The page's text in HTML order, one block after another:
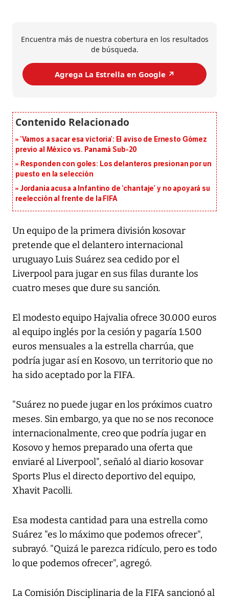
Encuentra más de nuestra cobertura en los resultados
de búsqueda.
Agrega La Estrella en Google ↗️
‘Vamos a sacar esa victoria’: El aviso de Ernesto Gómez
previo al México vs. Panamá Sub-20
Responden con goles: Los delanteros presionan por un
puesto en la selección
Jordania acusa a Infantino de ‘chantaje’ y no apoyará su
reelección al frente de la FIFA
Un equipo de la primera división kosovar
pretende que el delantero internacional
uruguayo Luis Suárez sea cedido por el
Liverpool para jugar en sus filas durante los
cuatro meses que dure su sanción.
El modesto equipo Hajvalia ofrece 30.000 euros
al equipo inglés por la cesión y pagaría 1.500
euros mensuales a la estrella charrúa, que
podría jugar así en Kosovo, un territorio que no
ha sido aceptado por la FIFA.
"Suárez no puede jugar en los próximos cuatro
meses. Sin embargo, ya que no se nos reconoce
internacionalmente, creo que podría jugar en
Kosovo y hemos preparado una oferta que
enviaré al Liverpool", señaló al diario kosovar
Sports Plus el directo deportivo del equipo,
Xhavit Pacolli.
Esa modesta cantidad para una estrella como
Suárez "es lo máximo que podemos ofrecer",
subrayó. "Quizá le parezca ridículo, pero es todo
lo que podemos ofrecer", agregó.
La Comisión Disciplinaria de la FIFA sancionó al